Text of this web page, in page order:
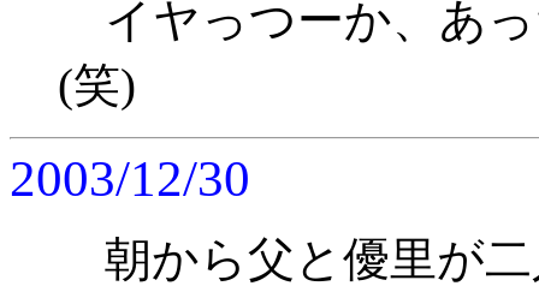
イヤっつーか、あ
(笑)
2003/12/30
朝から父と優里が